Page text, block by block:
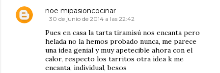
noe mipasioncocinar
30 de junio de 2014 a las 22:42
Pues en casa la tarta tiramisú nos encanta pero
helada no la hemos probado nunca, me parece
una idea genial y muy apetecible ahora con el
calor, respecto los tarritos otra idea k me
encanta, individual, besos